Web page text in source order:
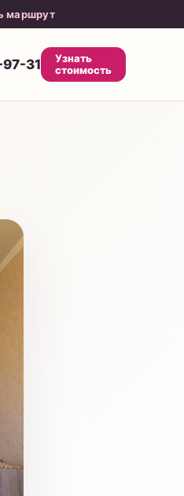
маршрут
31
Узнать
стоимость